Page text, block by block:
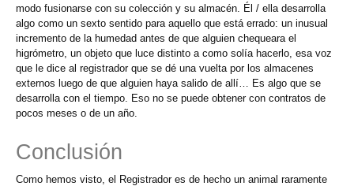
modo fusionarse con su colección y su almacén. Él / ella desarrolla
algo como un sexto sentido para aquello que está errado: un inusual
incremento de la humedad antes de que alguien chequeara el
higrómetro, un objeto que luce distinto a como solía hacerlo, esa voz
que le dice al registrador que se dé una vuelta por los almacenes
externos luego de que alguien haya salido de allí… Es algo que se
desarrolla con el tiempo. Eso no se puede obtener con contratos de
pocos meses o de un año.
Conclusión
Como hemos visto, el Registrador es de hecho un animal raramente